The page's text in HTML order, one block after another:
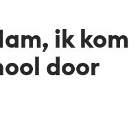
ik kom
door